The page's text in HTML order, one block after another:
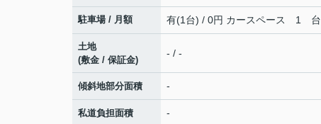
駐車場 / 月額 有(1台) / 0円 カースペース 1 台
土地
(敷金 / 保証金)
- / -
傾斜地部分面積 -
私道負担面積 -